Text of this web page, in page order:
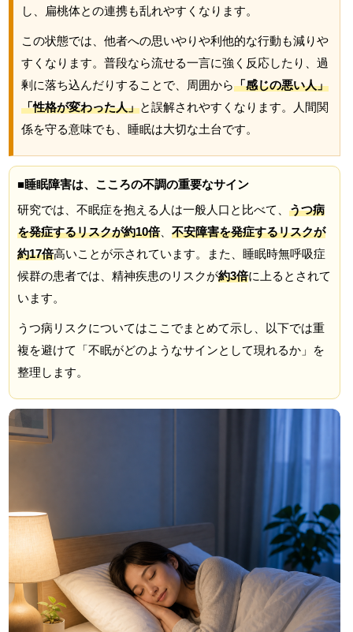
し、扁桃体との連携も乱れやすくなります。
この状態では、他者への思いやりや利他的な行動も減りや
すくなります。普段なら流せる一言に強く反応したり、過
剰に落ち込んだりすることで、周囲から「感じの悪い人」
「性格が変わった人」と誤解されやすくなります。人間関
係を守る意味でも、睡眠は大切な土台です。
■睡眠障害は、こころの不調の重要なサイン
研究では、不眠症を抱える人は一般人口と比べて、うつ病
を発症するリスクが約10倍、不安障害を発症するリスクが
約17倍高いことが示されています。また、睡眠時無呼吸症
候群の患者では、精神疾患のリスクが約3倍に上るとされて
います。
うつ病リスクについてはここでまとめて示し、以下では重
複を避けて「不眠がどのようなサインとして現れるか」を
整理します。